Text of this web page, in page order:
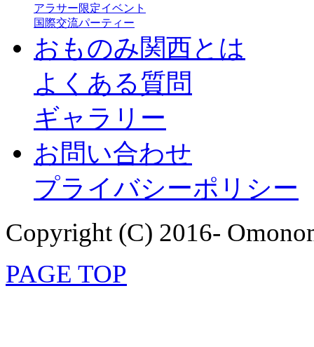
アラサー限定イベント
国際交流パーティー
おものみ関西とは
よくある質問
ギャラリー
お問い合わせ
プライバシーポリシー
Copyright (C) 2016-
PAGE TOP